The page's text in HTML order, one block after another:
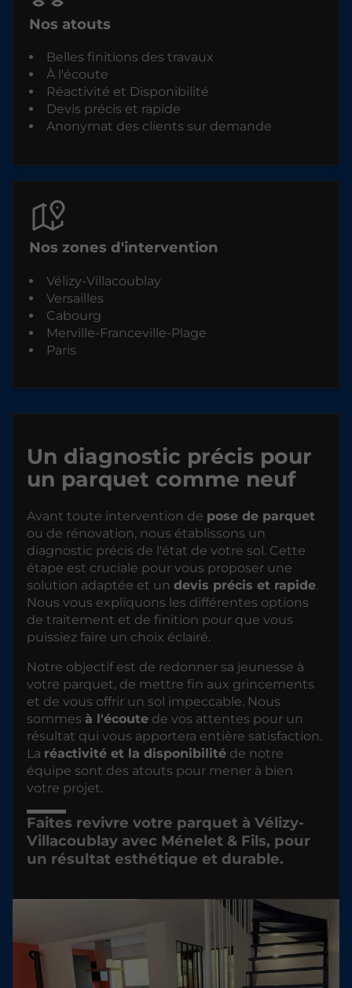
Nos atouts
Belles finitions des travaux
À l'écoute
Réactivité et Disponibilité
Devis précis et rapide
Anonymat des clients sur demande
Nos zones d'intervention
Vélizy-Villacoublay
Versailles
Cabourg
Merville-Franceville-Plage
Paris
Un diagnostic précis pour
un parquet comme neuf
Avant toute intervention de pose de parquet
ou de rénovation, nous établissons un
diagnostic précis de l'état de votre sol. Cette
étape est cruciale pour vous proposer une
solution adaptée et un devis précis et rapide.
Nous vous expliquons les différentes options
de traitement et de finition pour que vous
puissiez faire un choix éclairé.
Notre objectif est de redonner sa jeunesse à
votre parquet, de mettre fin aux grincements
et de vous offrir un sol impeccable. Nous
sommes à l'écoute de vos attentes pour un
résultat qui vous apportera entière satisfaction.
La réactivité et la disponibilité de notre
équipe sont des atouts pour mener à bien
votre projet.
Faites revivre votre parquet à Vélizy-
Villacoublay avec Ménelet & Fils, pour
un résultat esthétique et durable.